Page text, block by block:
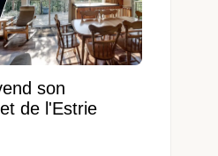
son
de l'Estrie